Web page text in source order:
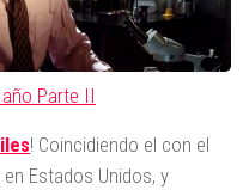
Parte II
! Coincidiendo el con el
Estados Unidos, y